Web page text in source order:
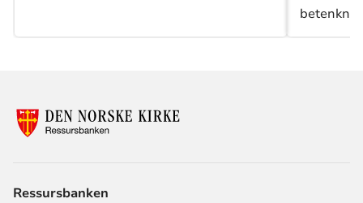
publisert
Ressursbanken